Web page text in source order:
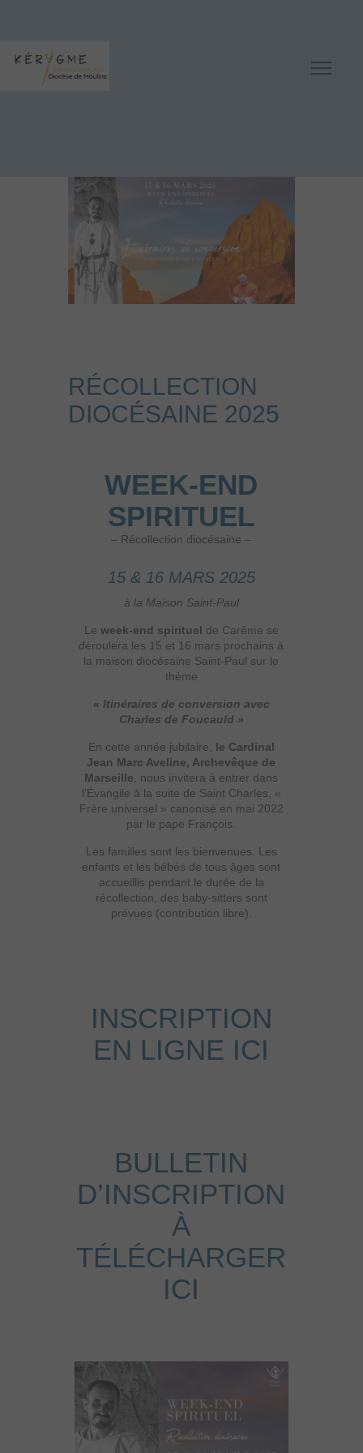
RÉCOLLECTION
DIOCÉSAINE 2025
WEEK-END
SPIRITUEL
– Récollection diocésaine –
15 & 16 MARS 2025
à la Maison Saint-Paul
Le week-end spirituel de Carême se
déroulera les 15 et 16 mars prochains à
la maison diocésaine Saint-Paul sur le
thème
« Itinéraires de conversion avec
Charles de Foucauld »
En cette année jubilaire, le Cardinal
Jean Marc Aveline, Archevêque de
Marseille, nous invitera à entrer dans
l’Évangile à la suite de Saint Charles, «
Frère universel » canonisé en mai 2022
par le pape François.
Les familles sont les bienvenues. Les
enfants et les bébés de tous âges sont
accueillis pendant le durée de la
récollection, des baby-sitters sont
prévues (contribution libre).
INSCRIPTION
EN LIGNE ICI
BULLETIN
D’INSCRIPTION
À
TÉLÉCHARGER
ICI